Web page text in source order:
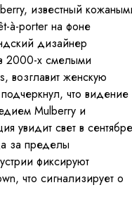
известный
à-porter на фоне
дизайнер
2000-х смелыми
возглавит женскую
что видение
Mulberry и
увидит свет в сентябре
за пределы
фиксируют
что сигнализирует о